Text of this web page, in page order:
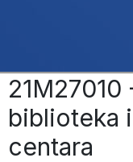
biblioteka
centara